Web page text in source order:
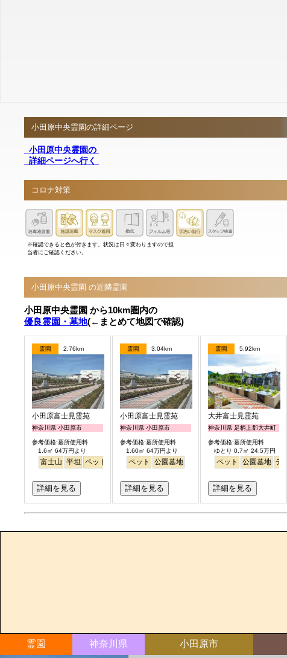
小田原中央霊園の詳細ページ
小田原中央霊園の
詳細ページへ行く
コロナ対策
※確認できると色が付きます。状況は日々変わりますので担
当者にご確認ください。
小田原中央霊園 の近隣霊園
小田原中央霊園 から10km圏内の
優良霊園・墓地(←まとめて地図で確認)
霊園 2.76km
小田原富士見霊苑
神奈川県 小田原市
参考価格:墓所使用料
1.6㎡ 64万円より
富士山 平坦 ペット 公園墓地
詳細を見る
霊園 3.04km
小田原富士見霊苑
神奈川県 小田原市
参考価格:墓所使用料
1.60㎡ 64万円より
ペット 公園墓地
詳細を見る
霊園 5.92km
大井富士見霊苑
神奈川県 足柄上郡大井町
参考価格:墓所使用料
ゆとり 0.7㎡ 24.5万円
ペット 公園墓地 デ
詳細を見る
霊園 神奈川県 小田原市